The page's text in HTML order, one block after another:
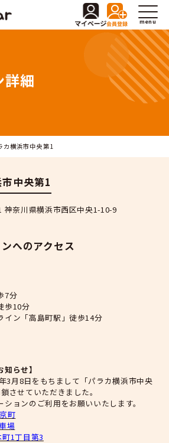
menu
詳細
カ横浜市中央第1
中央第1
神奈川県横浜市西区中央1-10-9
へのアクセス
7分
歩10分
イン「高島町駅」徒歩14分
らせ】
3月8日をもちまして「パラカ横浜市中央
させていただきました。
ョンのご利用をお願いいたします。
町
場
1丁目第3